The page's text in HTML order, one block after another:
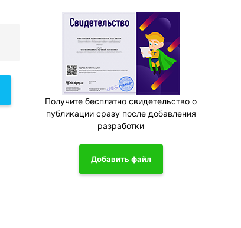
Получите бесплатно свидетельство о
публикации сразу после добавления
разработки
Добавить файл